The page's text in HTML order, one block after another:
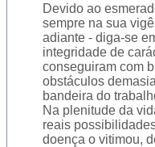
Devido ao
sempre na sua
adiante - diga-se
integridade de
conseguiram com
obstáculos
bandeira do
Na plenitude da
reais
doença o vitimou,